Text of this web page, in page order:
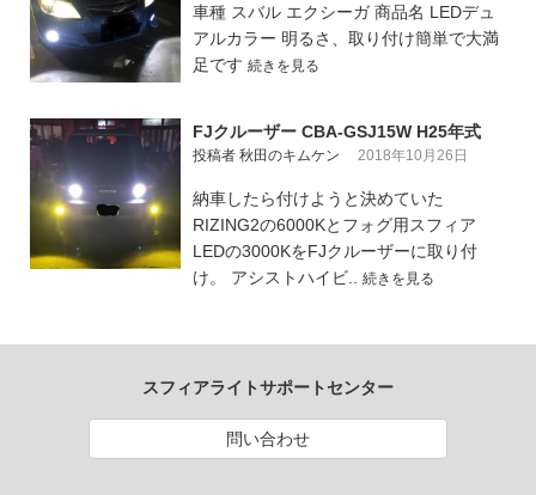
車種 スバル エクシーガ 商品名 LEDデュ
アルカラー 明るさ、取り付け簡単で大満
足です 続きを見る
FJクルーザー CBA-GSJ15W H25年式
投稿者 秋田のキムケン 2018年10月26日
納車したら付けようと決めていた
RIZING2の6000Kとフォグ用スフィア
LEDの3000KをFJクルーザーに取り付
け。 アシストハイビ.. 続きを見る
スフィアライトサポートセンター
問い合わせ